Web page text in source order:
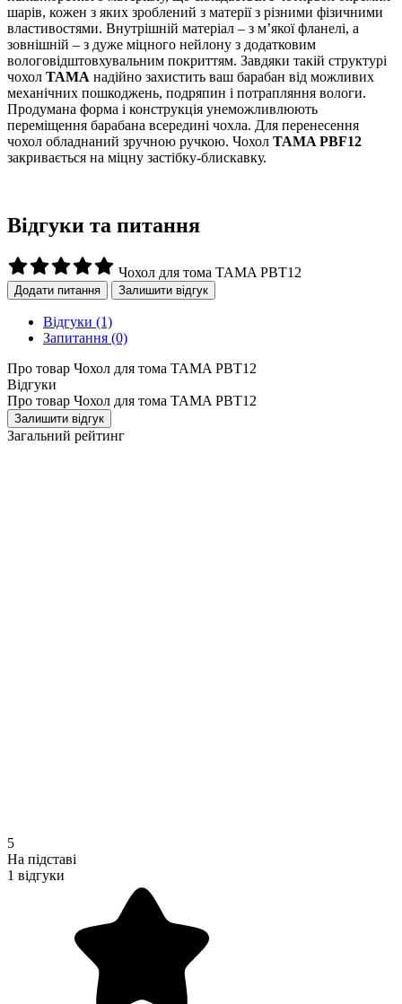
шарів, кожен з яких зроблений з матерії з різними фізичними
властивостями. Внутрішній матеріал – з м’якої фланелі, а
зовнішній – з дуже міцного нейлону з додатковим
вологовідштовхувальним покриттям. Завдяки такій структурі
чохол TAMA надійно захистить ваш барабан від можливих
механічних пошкоджень, подряпин і потрапляння вологи.
Продумана форма і конструкція унеможливлюють
переміщення барабана всередині чохла. Для перенесення
чохол обладнаний зручною ручкою. Чохол TAMA PBF12
закривається на міцну застібку-блискавку.
Відгуки та питання
Чохол для тома TAMA PBT12
Додати питання Залишити відгук
Відгуки (1)
Запитання (0)
Про товар Чохол для тома TAMA PBT12
Відгуки
Про товар Чохол для тома TAMA PBT12
Залишити відгук
Загальний рейтинг
5
На підставі
1 відгуки